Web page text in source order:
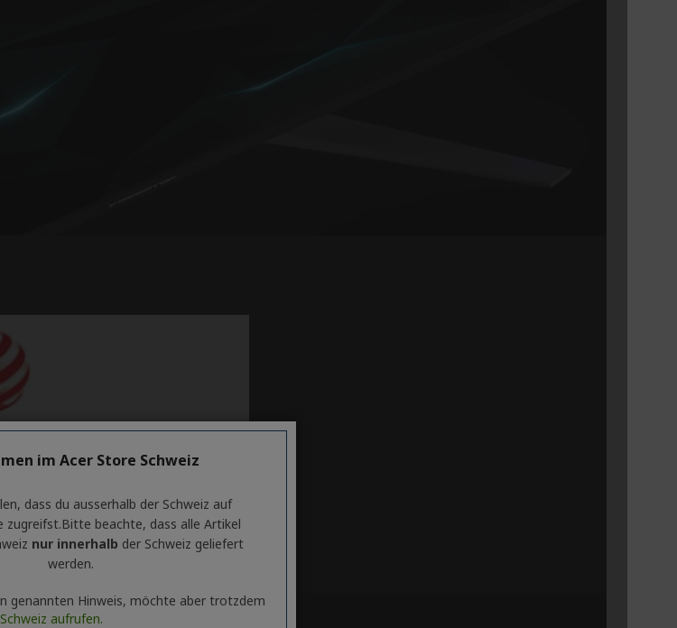
im Acer Store Schweiz
dass du ausserhalb ​der Schweiz auf
zugreifst.​Bitte beachte, dass alle Artikel
nur innerhalb der Schweiz geliefert
werden.
genannten Hinweis, möchte aber trotzdem
aufrufen.